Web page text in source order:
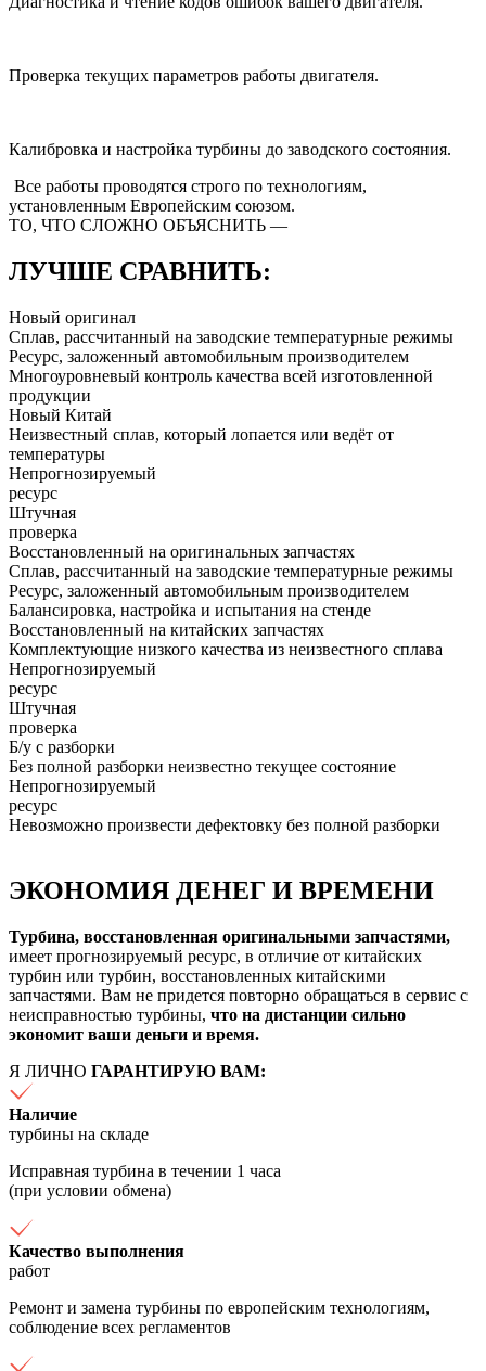
Проверка текущих параметров работы двигателя.
Калибровка и настройка турбины до заводского состояния.
Все работы проводятся строго по технологиям,
установленным Европейским союзом.
ТО, ЧТО СЛОЖНО ОБЪЯСНИТЬ —
ЛУЧШЕ СРАВНИТЬ:
Новый оригинал
Сплав, рассчитанный на заводские температурные режимы
Ресурс, заложенный автомобильным производителем
Многоуровневый контроль качества всей изготовленной
продукции
Новый Китай
Неизвестный сплав, который лопается или ведёт от
температуры
Непрогнозируемый
ресурс
Штучная
проверка
Восстановленный на оригинальных запчастях
Сплав, рассчитанный на заводские температурные режимы
Ресурс, заложенный автомобильным производителем
Балансировка, настройка и испытания на стенде
Восстановленный на китайских запчастях
Комплектующие низкого качества из неизвестного сплава
Непрогнозируемый
ресурс
Штучная
проверка
Б/у с разборки
Без полной разборки неизвестно текущее состояние
Непрогнозируемый
ресурс
Невозможно произвести дефектовку без полной разборки
ЭКОНОМИЯ ДЕНЕГ И ВРЕМЕНИ
Турбина, восстановленная оригинальными запчастями,
имеет прогнозируемый ресурс, в отличие от китайских
турбин или турбин, восстановленных китайскими
запчастями. Вам не придется повторно обращаться в сервис с
неисправностью турбины, что на дистанции сильно
экономит ваши деньги и время.
Я ЛИЧНО ГАРАНТИРУЮ ВАМ:
Наличие
турбины на складе
Исправная турбина в течении 1 часа
(при условии обмена)
Качество выполнения
работ
Ремонт и замена турбины по европейским технологиям,
соблюдение всех регламентов